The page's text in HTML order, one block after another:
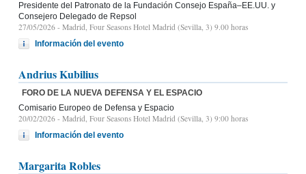
Presidente del Patronato de la Fundación Consejo España–EE.UU. y
Consejero Delegado de Repsol
27/05/2026 - Madrid, Four Seasons Hotel Madrid (Sevilla, 3) 9.00 horas
Información del evento
Andrius Kubilius
FORO DE LA NUEVA DEFENSA Y EL ESPACIO
Comisario Europeo de Defensa y Espacio
20/02/2026 - Madrid, Four Seasons Hotel Madrid (Sevilla, 3) 9:00 horas
Información del evento
Margarita Robles